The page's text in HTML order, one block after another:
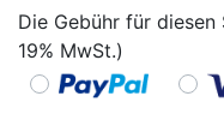
Die Gebühr für
19% MwSt.)